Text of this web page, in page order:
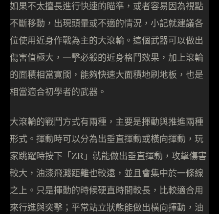
如果不太擅長進行快速的瞄準，或者容易因為視點
不斷移動，出現頭暈或不適的情況，小記就建議各
位使用近身作戰為主的大滾輪。這個武器可以做出
傷害值極大，一擊必殺的近身格鬥效果，加上滾輪
的面積相當寛闊，能夠快速大面積地刷地板，也是
相當適合初學者的武器。
大滾輪的戰鬥方式有兩種，主要是揮動與推進兩種
形式。揮動時可以分為出垂直揮動或橫向揮動，玩
家跳躍時按下「ZR」就能做出垂直揮動，攻擊傷害
較大，油漆飛濺距離也較遠，並且會集中於一條線
之上。只是揮動的時候硬直時間較長，比較適合用
來行進與突擊；平常站立狀態能做出橫向揮動，油